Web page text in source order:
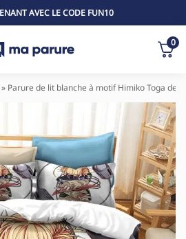
AVEC LE CODE FUN10
0
» Parure de lit blanche à motif Himiko Toga de